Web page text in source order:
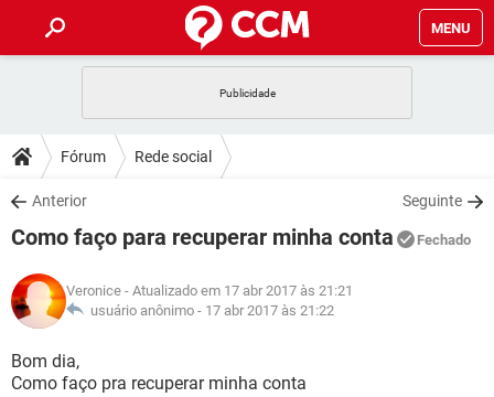
MENU
CELULAR
OUTLOOK
INSTAGRAM GMAIL
GUIA DE COMPRAS
DICAS
JOGOS
INSTAGRAM GMAIL
GUIA DE COMPRAS
DOWNLOADS
JOGOS WHATSAPP
CELULAR
OUTLOOK EXCEL
INSTAGRAM
GUIA DE COMPRAS
JOGOS WHATSAPP
CELULAR
OUTLOOK
GLOSSÁRIO
JOGOS
CELULAR FACEBOOK
Fórum Rede social
Anterior Seguinte
Como faço para recuperar minha conta Fechado
Veronice - Atualizado em 17 abr 2017 às 21:21
usuário anônimo - 17 abr 2017 às 21:22
Bom dia,
Como faço pra recuperar minha conta